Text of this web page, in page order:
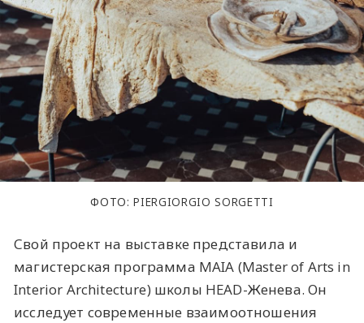
ФОТО: PIERGIORGIO SORGETTI
Свой проект на выставке представила и
магистерская программа MAIA (Master of Arts in
Interior Architecture) школы HEAD-Женева. Он
исследует современные взаимоотношения